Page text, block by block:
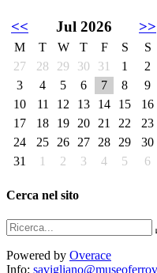
<< Jul 2026 >>
M T W T F S
S
27
28 29 30 31 1
2
3
4 5 6 7 8
9
10
11 12 13 14 15
16
17
18 19 20 21 22
23
24
25 26 27 28 29
30
31
1 2 3 4 5 6
Cerca nel sito
Powered by Overace
Info: